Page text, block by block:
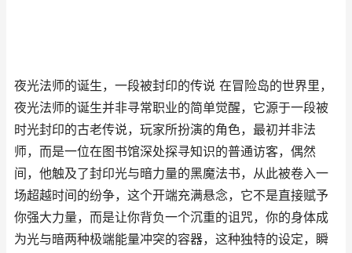
夜光法师的诞生，一段被封印的传说 在冒险岛的世界里，
夜光法师的诞生并非寻常职业的简单觉醒，它源于一段被
时光封印的古老传说，玩家所扮演的角色，最初并非法
师，而是一位在图书馆深处探寻知识的普通访客，偶然
间，他触及了封印光与暗力量的黑魔法书，从此被卷入一
场超越时间的纷争，这个开端充满悬念，它不是直接赋予
你强大力量，而是让你背负一个沉重的诅咒，你的身体成
为光与暗两种极端能量冲突的容器，这种独特的设定，瞬